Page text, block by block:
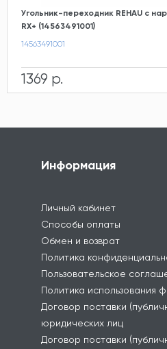
Угольник-переходник REHAU с
RX+ (14563491001)
14563491001
1369 р.
Информация
Личный кабинет
Способы оплаты
Обмен и возврат
Политика
Пользовательское
Политика использования
Договор поставки
юридических лиц
Договор поставки